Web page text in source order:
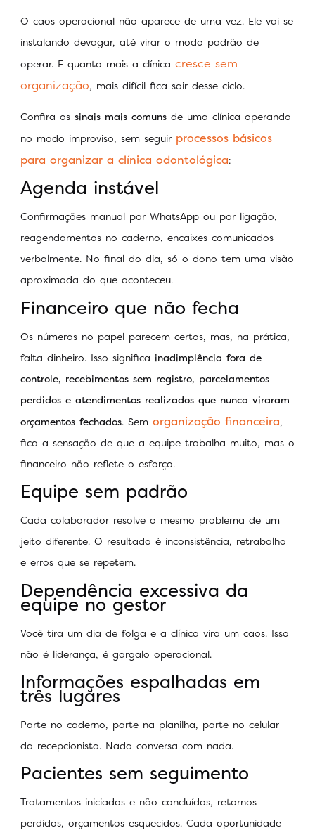
O caos operacional não aparece de uma vez. Ele vai se
instalando devagar, até virar o modo padrão de
operar. E quanto mais a clínica cresce sem
organização, mais difícil fica sair desse ciclo.
Confira os sinais mais comuns de uma clínica operando
no modo improviso, sem seguir processos básicos
para organizar a clínica odontológica:
Agenda instável
Confirmações manual por WhatsApp ou por ligação,
reagendamentos no caderno, encaixes comunicados
verbalmente. No final do dia, só o dono tem uma visão
aproximada do que aconteceu.
Financeiro que não fecha
Os números no papel parecem certos, mas, na prática,
falta dinheiro. Isso significa inadimplência fora de
controle, recebimentos sem registro, parcelamentos
perdidos e atendimentos realizados que nunca viraram
orçamentos fechados. Sem organização financeira,
fica a sensação de que a equipe trabalha muito, mas o
financeiro não reflete o esforço.
Equipe sem padrão
Cada colaborador resolve o mesmo problema de um
jeito diferente. O resultado é inconsistência, retrabalho
e erros que se repetem.
Dependência excessiva da
equipe no gestor
Você tira um dia de folga e a clínica vira um caos. Isso
não é liderança, é gargalo operacional.
Informações espalhadas em
três lugares
Parte no caderno, parte na planilha, parte no celular
da recepcionista. Nada conversa com nada.
Pacientes sem seguimento
Tratamentos iniciados e não concluídos, retornos
perdidos, orçamentos esquecidos. Cada oportunidade